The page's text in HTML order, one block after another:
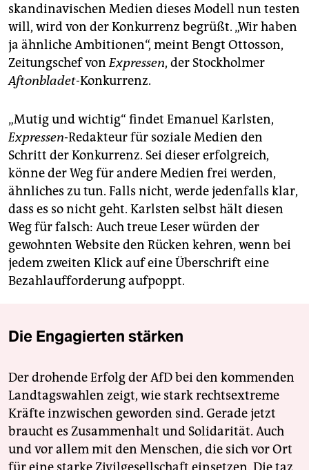
skandinavischen Medien dieses Modell nun testen
will, wird von der Konkurrenz begrüßt. „Wir haben
ja ähnliche Ambitionen“, meint Bengt Ottosson,
Zeitungschef vonExpressen, der Stockholmer
Aftonbladet-Konkurrenz.
„Mutig und wichtig“ findet Emanuel Karlsten,
Expressen-Redakteur für soziale Medien den
Schritt der Konkurrenz. Sei dieser erfolgreich,
könne der Weg für andere Medien frei werden,
ähnliches zu tun. Falls nicht, werde jedenfalls klar,
dass es so nicht geht. Karlsten selbst hält diesen
Weg für falsch: Auch treue Leser würden der
gewohnten Website den Rücken kehren, wenn bei
jedem zweiten Klick auf eine Überschrift eine
Bezahlaufforderung aufpoppt.
Die Engagierten stärken
Der drohende Erfolg der AfD bei den kommenden
Landtagswahlen zeigt, wie stark rechtsextreme
Kräfte inzwischen geworden sind. Gerade jetzt
braucht es Zusammenhalt und Solidarität. Auch
und vor allem mit den Menschen, die sich vor Ort